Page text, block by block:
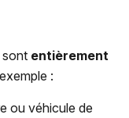
sont entièrement
:
ou véhicule de